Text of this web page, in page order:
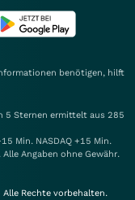
benötigen, hilft
5 Sternen ermittelt aus 285
Min. NASDAQ +15 Min.
Angaben ohne Gewähr.
Rechte vorbehalten.